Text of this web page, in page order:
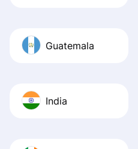
Guatemala
India